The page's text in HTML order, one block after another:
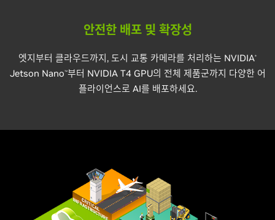
안전한 배포 및 확장성
엣지부터 클라우드까지, 도시 교통 카메라를 처리하는 NVIDIA®
Jetson Nano™부터 NVIDIA T4 GPU의 전체 제품군까지 다양한 어
플라이언스로 AI를 배포하세요.